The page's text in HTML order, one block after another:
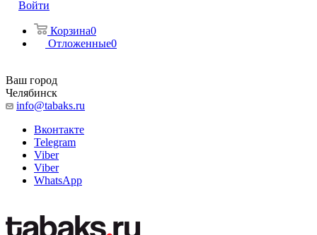
Войти
Корзина0
Отложенные0
Ваш город
Челябинск
info@tabaks.ru
Вконтакте
Telegram
Viber
Viber
WhatsApp